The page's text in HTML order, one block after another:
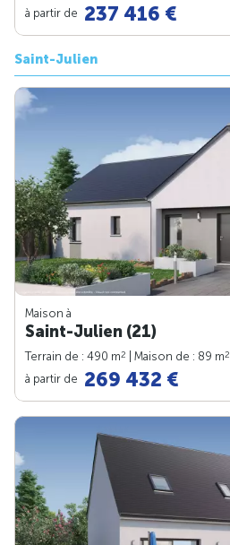
à partir de 237 416 €
Saint-Julien
Maison à
Saint-Julien (21)
Terrain de : 490 m2 | Maison de : 89 m2
à partir de 269 432 €